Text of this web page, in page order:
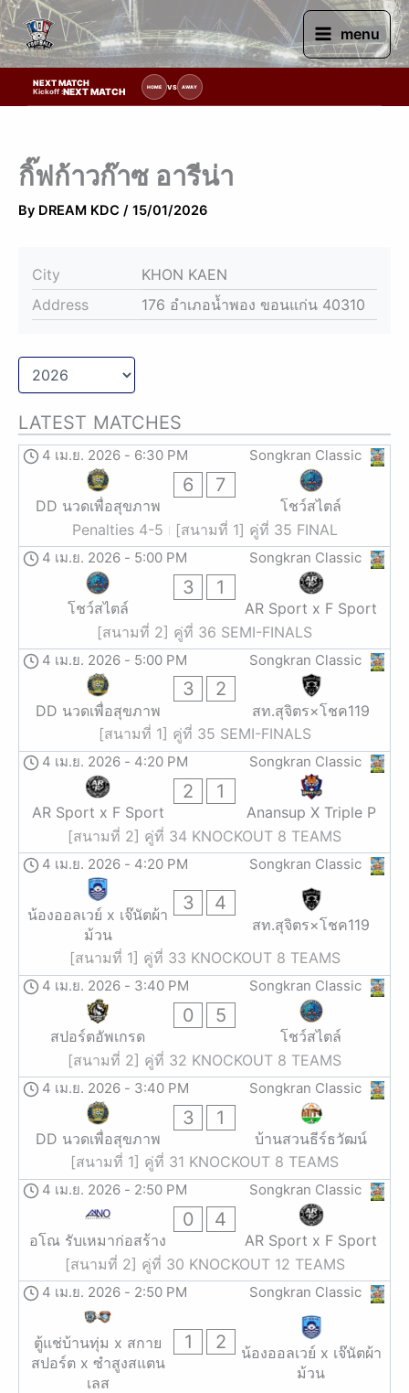
Skip
to
content
menu
NEXT MATCH
Kickoff :NEXT MATCH HOME VS AWAY
ข่งขัน | รอระบุวันแข่งขัน | รอข้อมูลทีมแข่งขัน
กิ๊ฟก้าวก๊าซ อารีน่า
By DREAM KDC / 15/01/2026
City
KHON KAEN
Address
176 อำเภอน้ำพอง ขอนแก่น 40310
LATEST MATCHES
Songkran Classic
4 เม.ย. 2026 - 6:30 PM
DD นวดเพื่อสุขภาพ
6 7
โชว์สไตล์
Penalties 4-5
[สนามที่ 1] คู่ที่ 35 FINAL
Songkran Classic
4 เม.ย. 2026 - 5:00 PM
โชว์สไตล์
3 1
AR Sport x F Sport
[สนามที่ 2] คู่ที่ 36 SEMI-FINALS
Songkran Classic
4 เม.ย. 2026 - 5:00 PM
DD นวดเพื่อสุขภาพ
3 2
สท.สุจิตร×โชค119
[สนามที่ 1] คู่ที่ 35 SEMI-FINALS
Songkran Classic
4 เม.ย. 2026 - 4:20 PM
AR Sport x F Sport
2 1
Anansup X Triple P
[สนามที่ 2] คู่ที่ 34 KNOCKOUT 8 TEAMS
Songkran Classic
4 เม.ย. 2026 - 4:20 PM
น้องออลเวย์ x เจ๊นัตผ้า
ม้วน
3 4
สท.สุจิตร×โชค119
[สนามที่ 1] คู่ที่ 33 KNOCKOUT 8 TEAMS
Songkran Classic
4 เม.ย. 2026 - 3:40 PM
สปอร์ตอัพเกรด
0 5
โชว์สไตล์
[สนามที่ 2] คู่ที่ 32 KNOCKOUT 8 TEAMS
Songkran Classic
4 เม.ย. 2026 - 3:40 PM
DD นวดเพื่อสุขภาพ
3 1
บ้านสวนธีร์ธวัฒน์
[สนามที่ 1] คู่ที่ 31 KNOCKOUT 8 TEAMS
Songkran Classic
4 เม.ย. 2026 - 2:50 PM
อโณ รับเหมาก่อสร้าง
0 4
AR Sport x F Sport
[สนามที่ 2] คู่ที่ 30 KNOCKOUT 12 TEAMS
Songkran Classic
4 เม.ย. 2026 - 2:50 PM
ตู้แช่บ้านทุ่ม x สกาย
สปอร์ต x ซำสูงสแตน
เลส
1 2
น้องออลเวย์ x เจ๊นัตผ้า
ม้วน